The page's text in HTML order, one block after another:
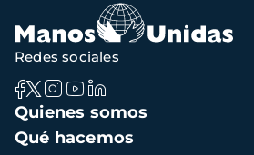
Navegación
principal
Quienes somos
Qué hacemos
Redes sociales